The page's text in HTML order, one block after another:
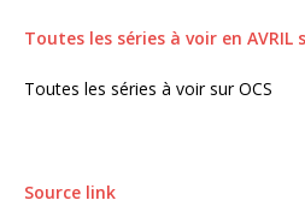
Toutes les séries à voir en AVRIL
Toutes les séries à voir sur OCS
Source link